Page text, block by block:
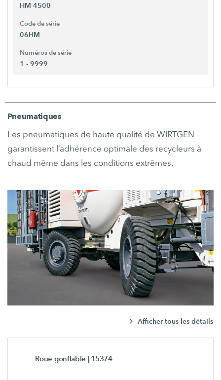
HM 4500
Code de série
06HM
Numéros de série
1 - 9999
Pneumatiques
Les pneumatiques de haute qualité de WIRTGEN
garantissent l’adhérence optimale des recycleurs à
chaud même dans les conditions extrêmes.
Afficher tous les détails
Roue gonflable | 15374